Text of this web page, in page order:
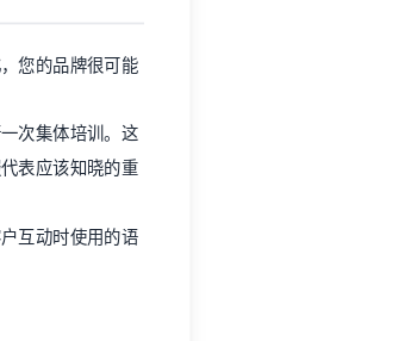
您的品牌很可能
次集体培训。这
表应该知晓的重
互动时使用的语